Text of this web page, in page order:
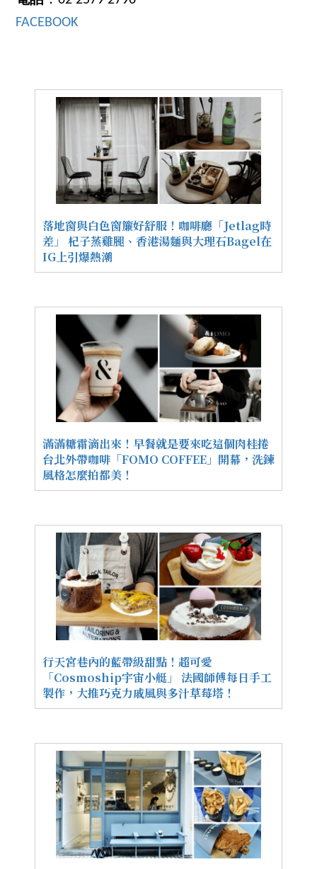
FACEBOOK
落地窗與白色窗簾好舒服！咖啡廳「Jetlag時
差」 杞子蒸雞腿、香港湯麵與大理石Bagel在
IG上引爆熱潮
滿滿糖霜滴出來！早餐就是要來吃這個肉桂捲
台北外帶咖啡「FOMO COFFEE」開幕，洗鍊
風格怎麼拍都美！
行天宮巷內的藍帶級甜點！超可愛
「Cosmoship宇宙小艇」 法國師傅每日手工
製作，大推巧克力戚風與多汁草莓塔！